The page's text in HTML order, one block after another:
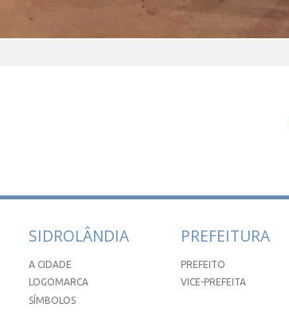
SIDROLÂNDIA
A CIDADE
LOGOMARCA
SÍMBOLOS
PREFEITURA
PREFEITO
VICE-PREFEITA